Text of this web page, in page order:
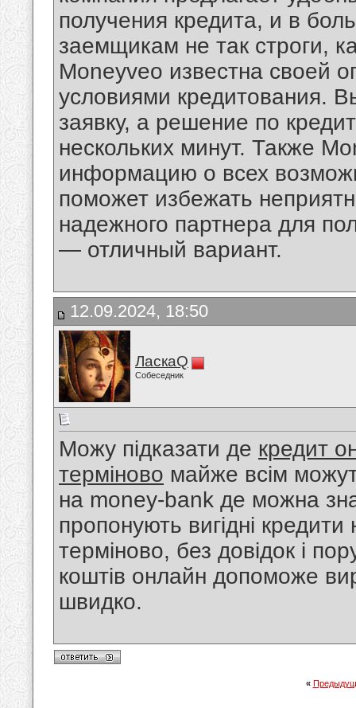
получения кредита, и в
заемщикам не так строги,
Moneyveo известна своей
условиями кредитования.
заявку, а решение по
нескольких минут. Также
информацию о всех
поможет избежать
надежного партнера для
— отличный вариант.
12.09.2024, 18:50
ЛаскаQ
Собеседник
Можу підказати де кредит
терміново майже всім
на money-bank де можна
пропонують вигідні
терміново, без довідок і
коштів онлайн допоможе
швидко.
«